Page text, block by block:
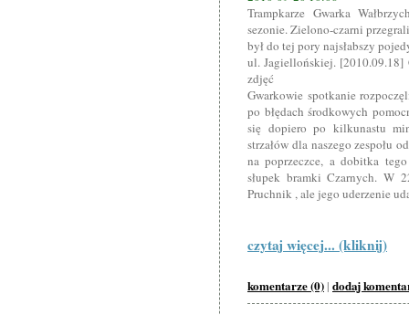
Trampkarze Gwarka
sezonie. Zielono-czarni
był do tej pory najsłabszy
ul. Jagiellońskiej. [2010.09.18]
zdjęć
Gwarkowie spotkanie
po błędach środkowych
się dopiero po kilkunastu
strzałów dla naszego zespołu
na poprzeczce, a dobitka
słupek bramki Czarnych. W
Pruchnik , ale jego uderzenie
czytaj więcej... (kliknij)
komentarze (0) | dodaj